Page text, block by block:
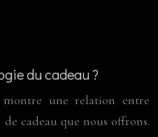
du cadeau ?
une relation entre
cadeau que nous offrons.